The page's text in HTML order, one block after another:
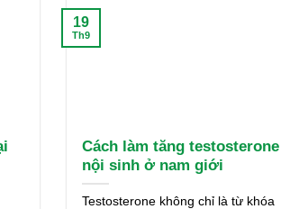
Cách làm tăng testosterone
nội sinh ở nam giới
Testosterone không chỉ là từ khóa
19
Th9